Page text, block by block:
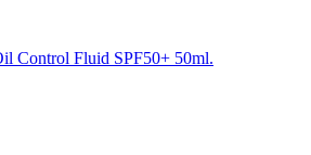
Control Fluid SPF50+ 50ml.